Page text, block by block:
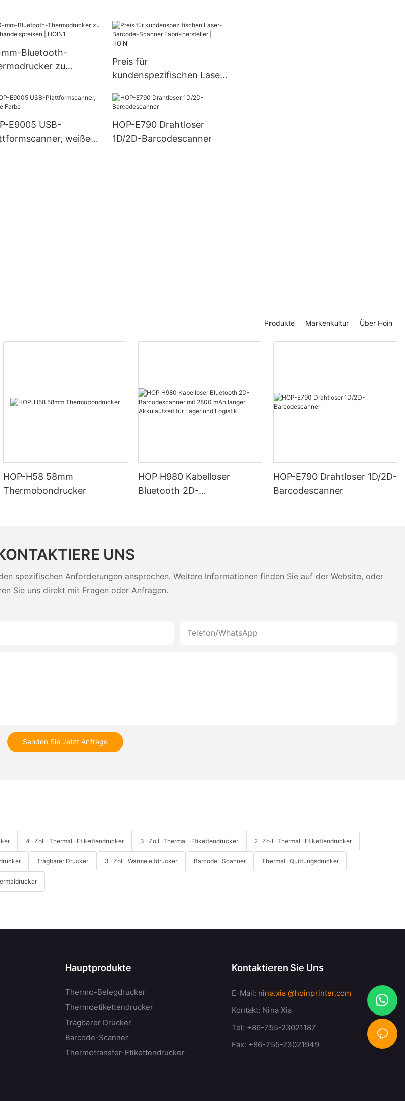
Bluetooth-
zu
Preis für
kundenspezifischen Laser-
Fabrikhersteller | HOIN
E9005 USB-
weiße
HOP-E790 Drahtloser
1D/2D-Barcodescanner
Über Hoin
Markenkultur
Produkte
HOP-H58 58mm
Thermobondrucker
HOP H980 Kabelloser
Bluetooth 2D-
HOP-E790 Drahtloser 1D/2D-
Barcodescanner
UNS
spezifischen Anforderungen ansprechen. Weitere Informationen finden Sie auf der Website, oder
Sie uns direkt mit Fragen oder Anfragen.
Telefon/WhatsApp
Senden Sie Jetzt Anfrage
4 -Zoll -Thermal -Etikettendrucker 3 -Zoll -Thermal -Etikettendrucker 2 -Zoll -Thermal -Etikettendrucker
Tragbarer Drucker 3 -Zoll -Wärmeleitdrucker Barcode -Scanner Thermal -Quittungsdrucker
Hauptprodukte
Thermo-Belegdrucker
Thermoetikettendrucker
Tragbarer Drucker
Barcode-Scanner
Thermotransfer-Etikettendrucker
Kontaktieren Sie Uns
E-Mail: nina.xia @hoinprinter.com
Kontakt: Nina Xia
Tel: +86-755-23021187
Fax: +86-755-23021949